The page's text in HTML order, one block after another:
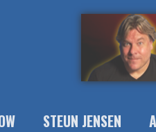
STEUN JENSEN